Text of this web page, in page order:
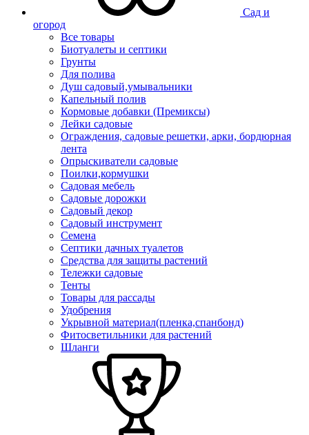
Сад и
огород
Все товары
Биотуалеты и септики
Грунты
Для полива
Душ садовый,умывальники
Капельный полив
Кормовые добавки (Премиксы)
Лейки садовые
Ограждения, садовые решетки, арки, бордюрная
лента
Опрыскиватели садовые
Поилки,кормушки
Садовая мебель
Садовые дорожки
Садовый декор
Садовый инструмент
Семена
Септики дачных туалетов
Средства для защиты растений
Тележки садовые
Тенты
Товары для рассады
Удобрения
Укрывной материал(пленка,спанбонд)
Фитосветильники для растений
Шланги